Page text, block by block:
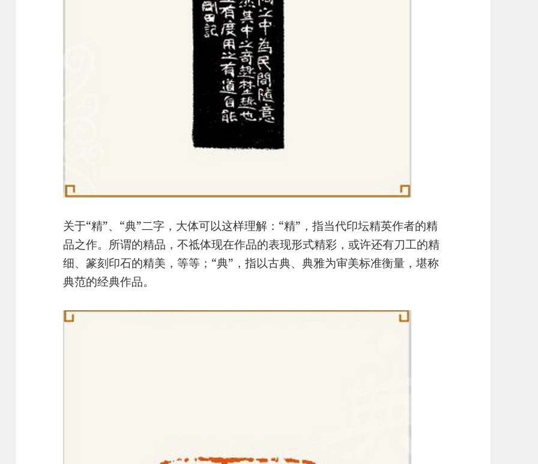
关于“精”、“典”二字，大体可以这样理解：“精”，指当代印坛精英作者的精
品之作。所谓的精品，不祗体现在作品的表现形式精彩，或许还有刀工的精
细、篆刻印石的精美，等等；“典”，指以古典、典雅为审美标准衡量，堪称
典范的经典作品。